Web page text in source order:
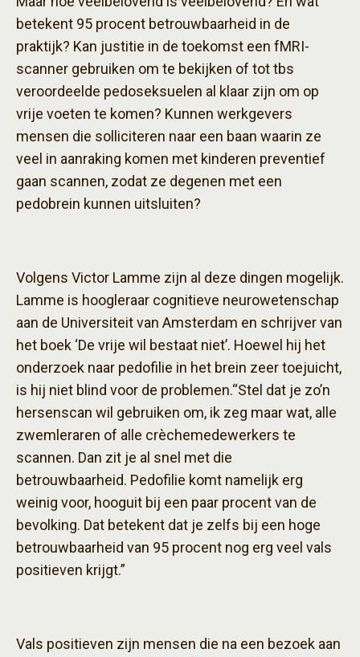
betekent 95 procent betrouwbaarheid in de
praktijk? Kan justitie in de toekomst een fMRI-
scanner gebruiken om te bekijken of tot tbs
veroordeelde pedoseksuelen al klaar zijn om op
vrije voeten te komen? Kunnen werkgevers
mensen die solliciteren naar een baan waarin ze
veel in aanraking komen met kinderen preventief
gaan scannen, zodat ze degenen met een
pedobrein kunnen uitsluiten?
Volgens Victor Lamme zijn al deze dingen mogelijk.
Lamme is hoogleraar cognitieve neurowetenschap
aan de Universiteit van Amsterdam en schrijver van
het boek ‘De vrije wil bestaat niet’. Hoewel hij het
onderzoek naar pedofilie in het brein zeer toejuicht,
is hij niet blind voor de problemen.“Stel dat je zo’n
hersenscan wil gebruiken om, ik zeg maar wat, alle
zwemleraren of alle crèchemedewerkers te
scannen. Dan zit je al snel met die
betrouwbaarheid. Pedofilie komt namelijk erg
weinig voor, hooguit bij een paar procent van de
bevolking. Dat betekent dat je zelfs bij een hoge
betrouwbaarheid van 95 procent nog erg veel vals
positieven krijgt.”
Vals positieven zijn mensen die na een bezoek aan